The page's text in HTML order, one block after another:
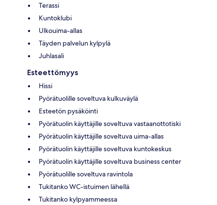
Terassi
Kuntoklubi
Ulkouima-allas
Täyden palvelun kylpylä
Juhlasali
Esteettömyys
Hissi
Pyörätuolille soveltuva kulkuväylä
Esteetön pysäköinti
Pyörätuolin käyttäjille soveltuva vastaanottotiski
Pyörätuolin käyttäjille soveltuva uima-allas
Pyörätuolin käyttäjille soveltuva kuntokeskus
Pyörätuolin käyttäjille soveltuva business center
Pyörätuolille soveltuva ravintola
Tukitanko WC-istuimen lähellä
Tukitanko kylpyammeessa